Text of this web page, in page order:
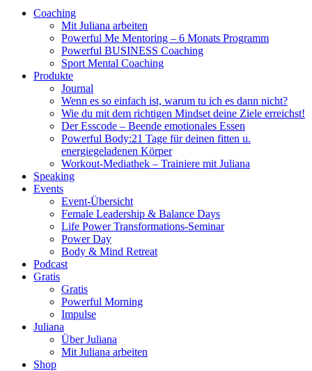
Coaching
Mit Juliana arbeiten
Powerful Me Mentoring – 6 Monats Programm
Powerful BUSINESS Coaching
Sport Mental Coaching
Produkte
Journal
Wenn es so einfach ist, warum tu ich es dann nicht?
Wie du mit dem richtigen Mindset deine Ziele erreichst!
Der Esscode – Beende emotionales Essen
Powerful Body:21 Tage für deinen fitten u.
energiegeladenen Körper
Workout-Mediathek – Trainiere mit Juliana
Speaking
Events
Event-Übersicht
Female Leadership & Balance Days
Life Power Transformations-Seminar
Power Day
Body & Mind Retreat
Podcast
Gratis
Gratis
Powerful Morning
Impulse
Juliana
Über Juliana
Mit Juliana arbeiten
Shop